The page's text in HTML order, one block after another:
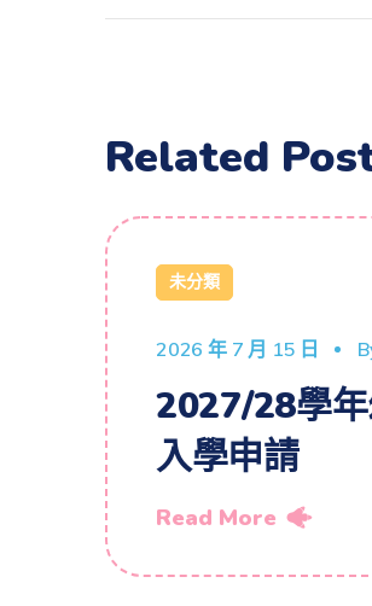
Related
未分類
2026 年 7 月 15 日
2027/28學
入學申請
Read More